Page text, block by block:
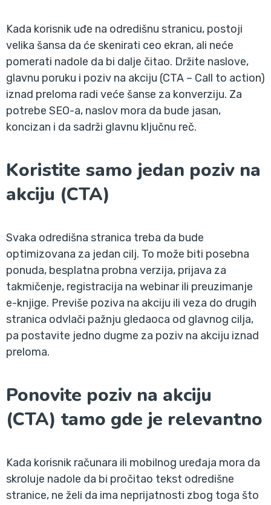
Kada korisnik uđe na odredišnu stranicu, postoji
velika šansa da će skenirati ceo ekran, ali neće
pomerati nadole da bi dalje čitao. Držite naslove,
glavnu poruku i poziv na akciju (CTA – Call to action)
iznad preloma radi veće šanse za konverziju. Za
potrebe SEO-a, naslov mora da bude jasan,
koncizan i da sadrži glavnu ključnu reč.
Koristite samo jedan poziv na
akciju (CTA)
Svaka odredišna stranica treba da bude
optimizovana za jedan cilj. To može biti posebna
ponuda, besplatna probna verzija, prijava za
takmičenje, registracija na webinar ili preuzimanje
e-knjige. Previše poziva na akciju ili veza do drugih
stranica odvlači pažnju gledaoca od glavnog cilja,
pa postavite jedno dugme za poziv na akciju iznad
preloma.
Ponovite poziv na akciju
(CTA) tamo gde je relevantno
Kada korisnik računara ili mobilnog uređaja mora da
skroluje nadole da bi pročitao tekst odredišne
stranice, ne želi da ima neprijatnosti zbog toga što